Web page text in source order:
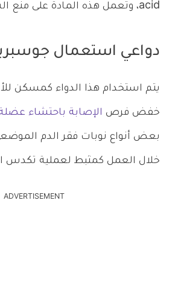
acid، وتعمل هذه المادة على منع الشعور بالألم.
دواعي استعمال
يتم استخدام هذا الدواء كمسكن
خفض فرص الإصابة باحتشاء
بعض أنواع نوبات فقر الدم
خلال العمل كمثبط لعملية تكدس
ADVERTISEMENT